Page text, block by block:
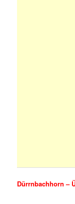
Dürrnbachhorn –